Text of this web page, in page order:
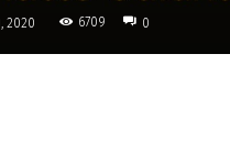
2020 6709 0